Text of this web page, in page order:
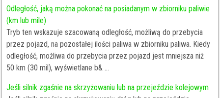
Odległość, jaką można pokonać na posiadanym w zbiorniku paliwie
(km lub mile)
Tryb ten wskazuje szacowaną odległość, możliwą do przebycia
przez pojazd, na pozostałej ilości paliwa w zbiorniku paliwa. Kiedy
odległość, możliwa do przebycia przez pojazd jest mniejsza niż
50 km (30 mil), wyświetlane b& ...
Jeśli silnik zgaśnie na skrzyżowaniu lub na przejeździe kolejowym